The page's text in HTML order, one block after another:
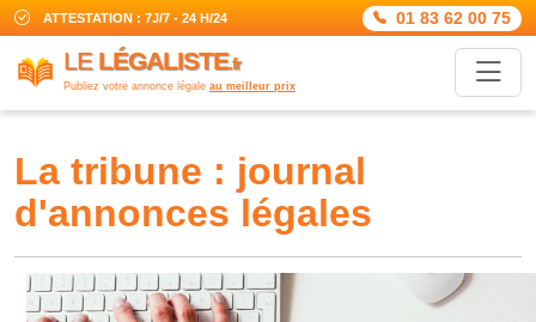
ATTESTATION : 7J/7 - 24 H/24 01 83 62 00 75
LE LÉGALISTE.fr
Publiez votre annonce légale au meilleur prix
la tribune : journal
d'annonces légales